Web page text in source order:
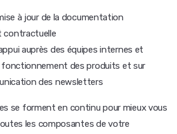
à jour de la documentation
contractuelle
auprès des équipes internes et
fonctionnement des produits et sur
des newsletters
se forment en continu pour mieux vous
les composantes de votre